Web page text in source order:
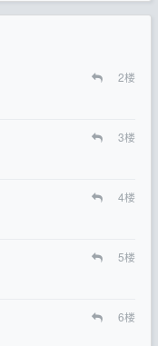
2楼
3楼
4楼
5楼
6楼